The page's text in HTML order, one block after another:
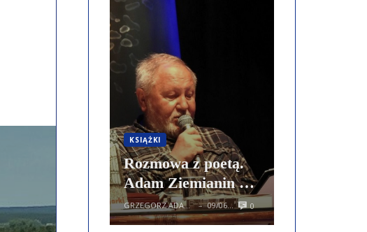
KSIĄŻKI
Rozmowa z poetą.
Adam Ziemianin –
Nasz słony
rachunek
GRZEGORZ ADAMCZEWSKI — 09/06/2026 0